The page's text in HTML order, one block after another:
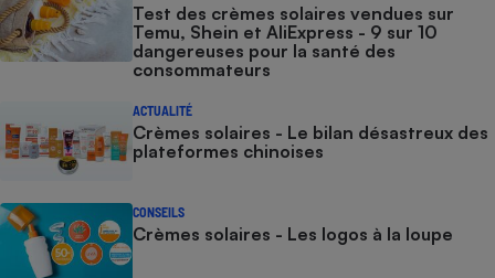
Test des crèmes solaires vendues sur
Temu, Shein et AliExpress - 9 sur 10
dangereuses pour la santé des
consommateurs
ACTUALITÉ
Crèmes solaires - Le bilan désastreux des
plateformes chinoises
CONSEILS
Crèmes solaires - Les logos à la loupe